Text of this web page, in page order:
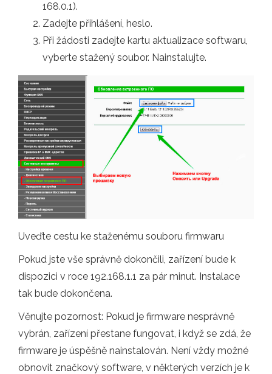
168.0.1).
Zadejte přihlášení, heslo.
Při žádosti zadejte kartu aktualizace softwaru,
vyberte stažený soubor. Nainstalujte.
Uveďte cestu ke staženému souboru firmwaru
Pokud jste vše správně dokončili, zařízení bude k
dispozici v roce 192.168.1.1 za pár minut. Instalace
tak bude dokončena.
Věnujte pozornost: Pokud je firmware nesprávně
vybrán, zařízení přestane fungovat, i když se zdá, že
firmware je úspěšně nainstalován. Není vždy možné
obnovit značkový software, v některých verzích je k